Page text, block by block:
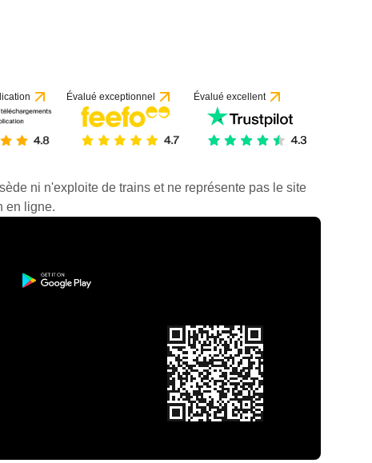
Évalué exceptionnel Évalué excellent
ni n'exploite de trains et ne représente pas le site
en ligne.